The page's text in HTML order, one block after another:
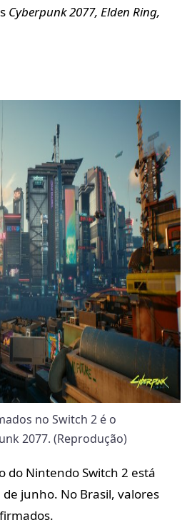
Cyberpunk 2077, Elden Ring,
no Switch 2 é o
2077. (Reprodução)
do Nintendo Switch 2 está
junho. No Brasil, valores